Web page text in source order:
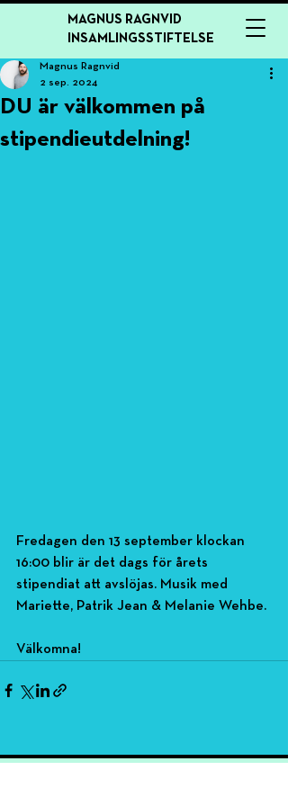
MAGNUS RAGNVID
INSAMLINGSSTIFTELSE
DU är välkommen på
stipendieutdelning!
Magnus Ragnvid
2 sep. 2024
Fredagen den 13 september klockan
16:00 blir är det dags för årets
stipendiat att avslöjas. Musik med
Mariette, Patrik Jean & Melanie Wehbe.
Välkomna!